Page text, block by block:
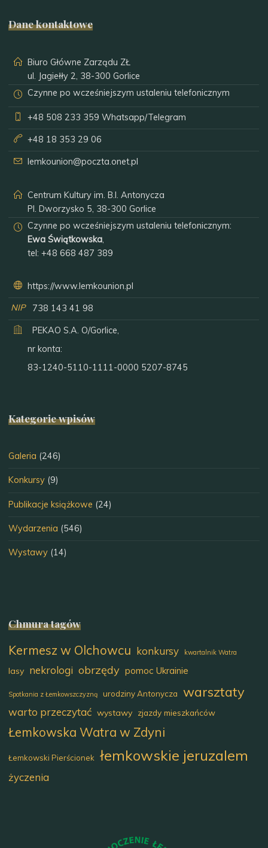
Dane kontaktowe
Biuro Główne Zarządu ZŁ
ul. Jagiełły 2, 38-300 Gorlice
Czynne po wcześniejszym ustaleniu telefonicznym
+48 508 233 359 Whatsapp/Telegram
+48 18 353 29 06
lemkounion@poczta.onet.pl
Centrum Kultury im. B.I. Antonycza
Pl. Dworzysko 5, 38-300 Gorlice
Czynne po wcześniejszym ustaleniu telefonicznym:
Ewa Świątkowska,
tel:+48 668 487 389
https://www.lemkounion.pl
NIP
738 143 41 98
PEKAO S.A. O/Gorlice,
nr konta:
83-1240-5110-1111-0000 5207-8745
Kategorie wpisów
Galeria (246)
Konkursy (9)
Publikacje książkowe (24)
Wydarzenia (546)
Wystawy (14)
Chmura tagów
Kermesz w Olchowcu konkursy kwartalnik Watra
lasy nekrologi obrzędy pomoc Ukrainie
Spotkania z Łemkowszczyzną urodziny Antonycza warsztaty
warto przeczytać wystawy zjazdy mieszkańców
Łemkowska Watra w Zdyni
Łemkowski Pierścionek łemkowskie jeruzalem
życzenia